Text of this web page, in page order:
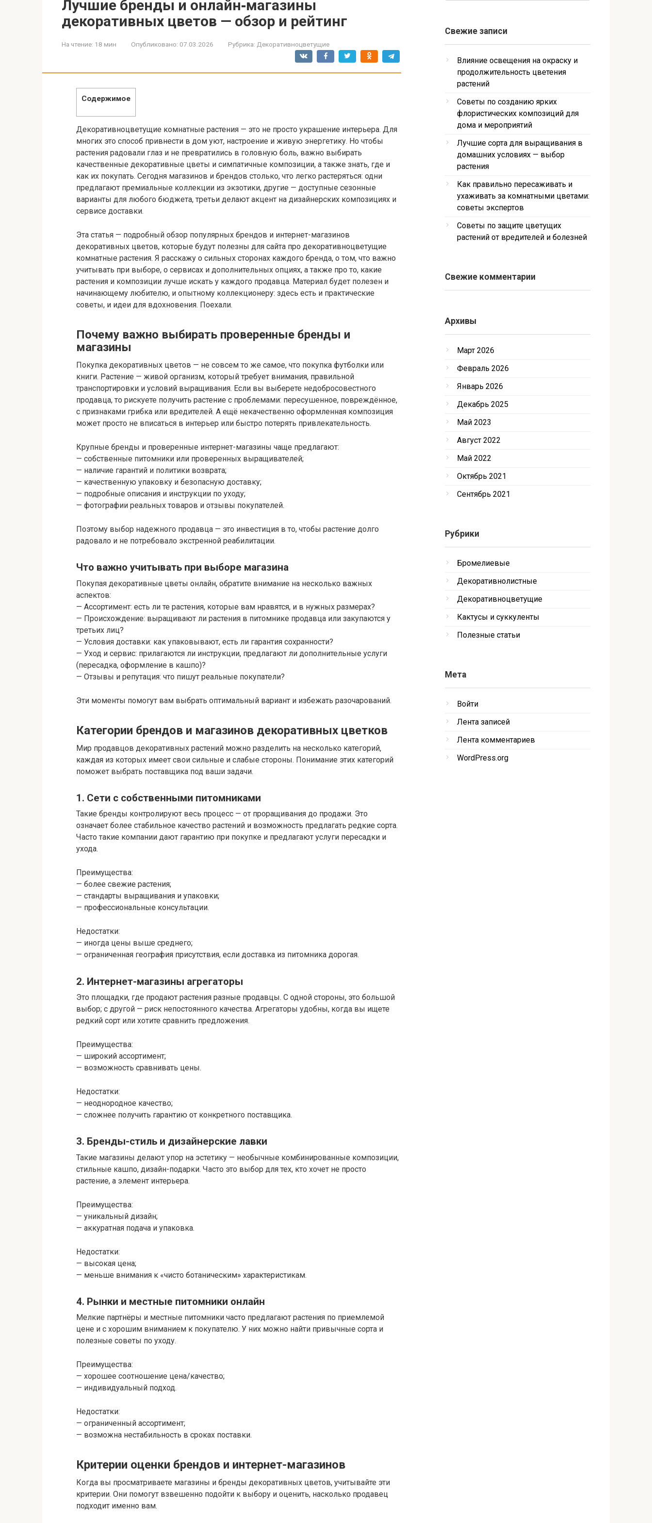
Лучшие бренды и онлайн‑магазины
декоративных цветов — обзор и рейтинг
На чтение: 18 мин Опубликовано: 07.03.2026 Рубрика: Декоративноцветущие
Содержимое
Декоративноцветущие комнатные растения — это не просто украшение интерьера. Для
многих это способ привнести в дом уют, настроение и живую энергетику. Но чтобы
растения радовали глаз и не превратились в головную боль, важно выбирать
качественные декоративные цветы и симпатичные композиции, а также знать, где и
как их покупать. Сегодня магазинов и брендов столько, что легко растеряться: одни
предлагают премиальные коллекции из экзотики, другие — доступные сезонные
варианты для любого бюджета, третьи делают акцент на дизайнерских композициях и
сервисе доставки.
Эта статья — подробный обзор популярных брендов и интернет-магазинов
декоративных цветов, которые будут полезны для сайта про декоративноцветущие
комнатные растения. Я расскажу о сильных сторонах каждого бренда, о том, что важно
учитывать при выборе, о сервисах и дополнительных опциях, а также про то, какие
растения и композиции лучше искать у каждого продавца. Материал будет полезен и
начинающему любителю, и опытному коллекционеру: здесь есть и практические
советы, и идеи для вдохновения. Поехали.
Почему важно выбирать проверенные бренды и
магазины
Покупка декоративных цветов — не совсем то же самое, что покупка футболки или
книги. Растение — живой организм, который требует внимания, правильной
транспортировки и условий выращивания. Если вы выберете недобросовестного
продавца, то рискуете получить растение с проблемами: пересушенное, повреждённое,
с признаками грибка или вредителей. А ещё некачественно оформленная композиция
может просто не вписаться в интерьер или быстро потерять привлекательность.
Крупные бренды и проверенные интернет-магазины чаще предлагают:
— собственные питомники или проверенных выращивателей;
— наличие гарантий и политики возврата;
— качественную упаковку и безопасную доставку;
— подробные описания и инструкции по уходу;
— фотографии реальных товаров и отзывы покупателей.
Поэтому выбор надежного продавца — это инвестиция в то, чтобы растение долго
радовало и не потребовало экстренной реабилитации.
Что важно учитывать при выборе магазина
Покупая декоративные цветы онлайн, обратите внимание на несколько важных
аспектов:
— Ассортимент: есть ли те растения, которые вам нравятся, и в нужных размерах?
— Происхождение: выращивают ли растения в питомнике продавца или закупаются у
третьих лиц?
— Условия доставки: как упаковывают, есть ли гарантия сохранности?
— Уход и сервис: прилагаются ли инструкции, предлагают ли дополнительные услуги
(пересадка, оформление в кашпо)?
— Отзывы и репутация: что пишут реальные покупатели?
Эти моменты помогут вам выбрать оптимальный вариант и избежать разочарований.
Категории брендов и магазинов декоративных цветков
Мир продавцов декоративных растений можно разделить на несколько категорий,
каждая из которых имеет свои сильные и слабые стороны. Понимание этих категорий
поможет выбрать поставщика под ваши задачи.
1. Сети с собственными питомниками
Такие бренды контролируют весь процесс — от проращивания до продажи. Это
означает более стабильное качество растений и возможность предлагать редкие сорта.
Часто такие компании дают гарантию при покупке и предлагают услуги пересадки и
ухода.
Преимущества:
— более свежие растения;
— стандарты выращивания и упаковки;
— профессиональные консультации.
Недостатки:
— иногда цены выше среднего;
— ограниченная география присутствия, если доставка из питомника дорогая.
2. Интернет-магазины агрегаторы
Это площадки, где продают растения разные продавцы. С одной стороны, это большой
выбор; с другой — риск непостоянного качества. Агрегаторы удобны, когда вы ищете
редкий сорт или хотите сравнить предложения.
Преимущества:
— широкий ассортимент;
— возможность сравнивать цены.
Недостатки:
— неоднородное качество;
— сложнее получить гарантию от конкретного поставщика.
3. Бренды-стиль и дизайнерские лавки
Такие магазины делают упор на эстетику — необычные комбинированные композиции,
стильные кашпо, дизайн-подарки. Часто это выбор для тех, кто хочет не просто
растение, а элемент интерьера.
Преимущества:
— уникальный дизайн;
— аккуратная подача и упаковка.
Недостатки:
— высокая цена;
— меньше внимания к «чисто ботаническим» характеристикам.
4. Рынки и местные питомники онлайн
Мелкие партнёры и местные питомники часто предлагают растения по приемлемой
цене и с хорошим вниманием к покупателю. У них можно найти привычные сорта и
полезные советы по уходу.
Преимущества:
— хорошее соотношение цена/качество;
— индивидуальный подход.
Недостатки:
— ограниченный ассортимент;
— возможна нестабильность в сроках поставки.
Критерии оценки брендов и интернет-магазинов
Когда вы просматриваете магазины и бренды декоративных цветов, учитывайте эти
критерии. Они помогут взвешенно подойти к выбору и оценить, насколько продавец
подходит именно вам.
Свежие записи
Влияние освещения на окраску и
продолжительность цветения
растений
Советы по созданию ярких
флористических композиций для
дома и мероприятий
Лучшие сорта для выращивания в
домашних условиях — выбор
растения
Как правильно пересаживать и
ухаживать за комнатными цветами:
советы экспертов
Советы по защите цветущих
растений от вредителей и болезней
Свежие комментарии
Архивы
Март 2026
Февраль 2026
Январь 2026
Декабрь 2025
Май 2023
Август 2022
Май 2022
Октябрь 2021
Сентябрь 2021
Рубрики
Бромелиевые
Декоративнолистные
Декоративноцветущие
Кактусы и суккуленты
Полезные статьи
Мета
Войти
Лента записей
Лента комментариев
WordPress.org